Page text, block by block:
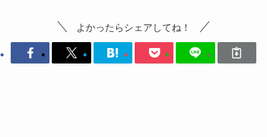
よかったらシェアしてね！